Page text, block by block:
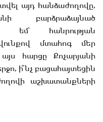
տվել այդ հանձաժողովը,
բարձրաձայնած
եմ՝ հանրության
մտահոգ մեր
հարցը Քոչարյանի
ի՞նչ բացահայտեցին
աշխատանքների